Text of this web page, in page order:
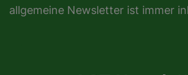
allgemeine Newsletter ist immer